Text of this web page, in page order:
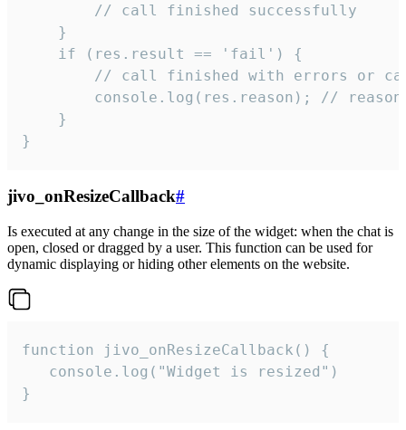
        // call finished successfully
    }
    if (res.result == 'fail') {
// call finished with errors or
console.log(res.reason); //
    }
}
jivo_onResizeCallback#
Is executed at any change in the size of the widget: when the chat is
open, closed or dragged by a user. This function can be used for
dynamic displaying or hiding other elements on the website.
function jivo_onResizeCallback() {
   console.log("Widget is resized")
}